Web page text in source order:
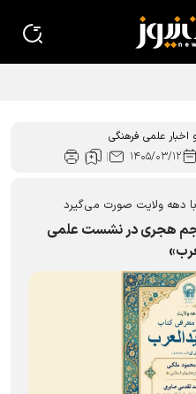
اخبار علمی فرهنگی
۱۴۰۵/۰۳/۱۲
دهه ولایت صورت می‌گیرد
هجری در نشست علمی